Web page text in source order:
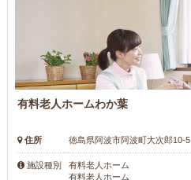
有料老人ホームわか葉
住所 徳島県阿波市阿波町大次郎10-5
施設種別
有料老人ホーム
有料老人ホーム